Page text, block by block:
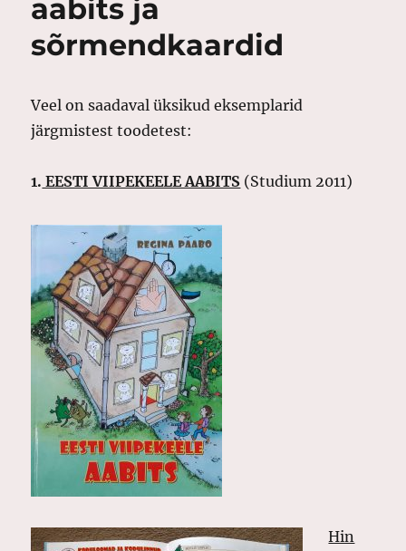
aabits ja
sõrmendkaardid
Veel on saadaval üksikud eksemplarid
järgmistest toodetest:
1. EESTI VIIPEKEELE AABITS (Studium 2011)
Hin